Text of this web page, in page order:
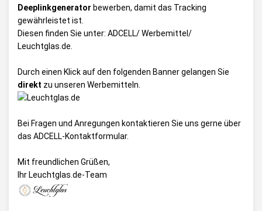
Deeplinkgenerator bewerben, damit das Tracking
gewährleistet ist.
Diesen finden Sie unter: ADCELL/ Werbemittel/
Leuchtglas.de
Durch einen Klick auf den folgenden Banner gelangen Sie
direkt zu unseren Werbemitteln.
Bei Fragen und Anregungen kontaktieren Sie uns gerne über
das ADCELL-Kontaktformular.
Mit freundlichen Grüßen,
Ihr Leuchtglas.de-Team